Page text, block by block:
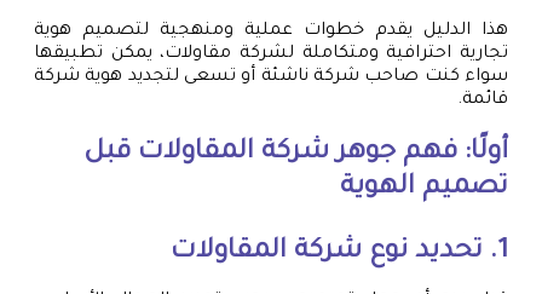
هذا الدليل يقدم خطوات عملية ومنهجية لتصميم هوية
تجارية احترافية ومتكاملة لشركة مقاولات، يمكن تطبيقها
سواء كنت صاحب شركة ناشئة أو تسعى لتجديد هوية شركة
قائمة.
أولًا: فهم جوهر شركة المقاولات قبل
تصميم الهوية
1. تحديد نوع شركة المقاولات